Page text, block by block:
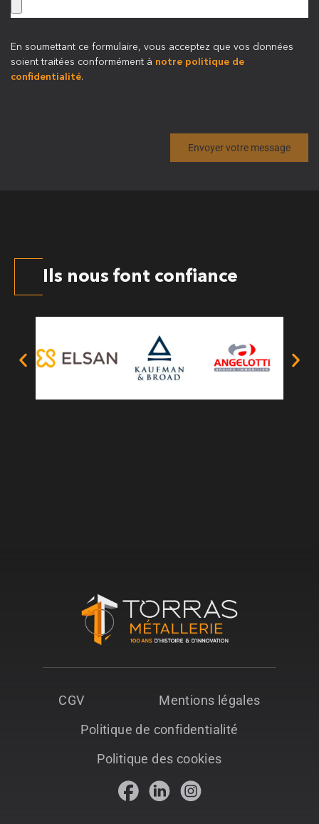
En soumettant ce formulaire, vous acceptez que vos données
soient traitées conformément à notre politique de
confidentialité.
Envoyer votre message
Ils nous font confiance
CGV
Mentions légales
Politique de confidentialité
Politique des cookies